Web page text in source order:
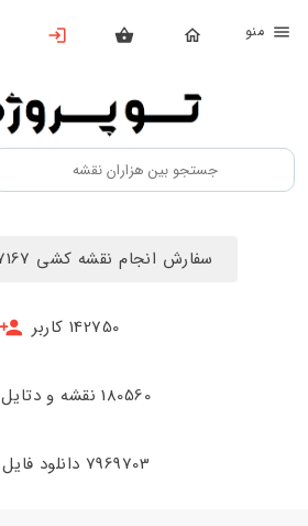
بستن
محصولات
تهیه
اشتراک
سفارش انجام نقشه کشی 09170547167
142750 کاربر
180560 نقشه و دتایل
7969703 دانلود فایل